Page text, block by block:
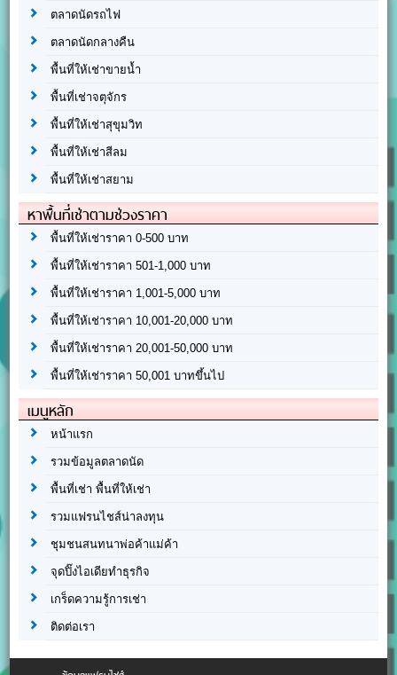
ตลาดนัดรถไฟ
ตลาดนัดกลางคืน
พื้นที่ให้เช่าขายน้ำ
พื้นที่เช่าจตุจักร
พื้นที่ให้เช่าสุขุมวิท
พื้นที่ให้เช่าสีลม
พื้นที่ให้เช่าสยาม
หาพื้นที่เช่าตามช่วงราคา
พื้นที่ให้เช่าราคา 0-500 บาท
พื้นที่ให้เช่าราคา 501-1,000 บาท
พื้นที่ให้เช่าราคา 1,001-5,000 บาท
พื้นที่ให้เช่าราคา 10,001-20,000 บาท
พื้นที่ให้เช่าราคา 20,001-50,000 บาท
พื้นที่ให้เช่าราคา 50,001 บาทขึ้นไป
เมนูหลัก
หน้าแรก
รวมข้อมูลตลาดนัด
พื้นที่เช่า พื้นที่ให้เช่า
รวมแฟรนไชส์น่าลงทุน
ชุมชนสนทนาพ่อค้าแม่ค้า
จุดปิ๊งไอเดียทำธุรกิจ
เกร็ดความรู้การเช่า
ติดต่อเรา